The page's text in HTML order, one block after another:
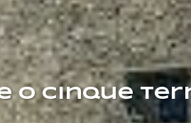
o Cinque